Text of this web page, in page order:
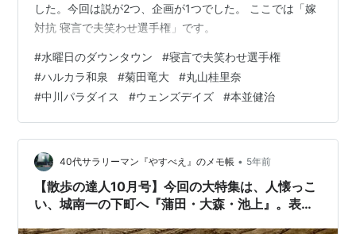
した。今回は説が2つ、企画が1つでした。 ここでは「嫁
対抗 寝言で夫笑わせ選手権」です。
#水曜日のダウンタウン #寝言で夫笑わせ選手権
#ハルカラ和泉 #菊田竜大 #丸山桂里奈
#中川パラダイス #ウェンズデイズ #本並健治
40代サラリーマン『やすべえ』のメモ帳 • 5年前
【散歩の達人10月号】今回の大特集は、人懐っこ
い、城南一の下町へ『蒲田・大森・池上』。表紙